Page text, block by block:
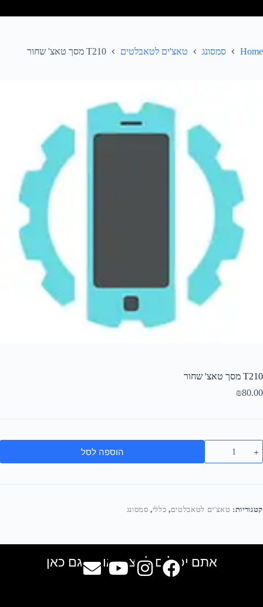
Home סמסונג טאצ'ים לטאבלטים T210 מסך טאצ' שחור
T210 מסך טאצ' שחור
₪80.00
הוספה לסל
קטגוריות: טאצ'ים לטאבלטים, כללי, סמסונג
אתם יכולים למצוא אותנו גם כאן